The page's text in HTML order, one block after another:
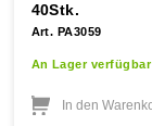
40Stk.
Art. PA3059
An Lager verfügbar
In den